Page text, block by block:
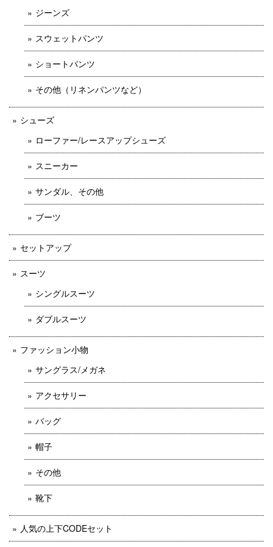
ジーンズ
スウェットパンツ
ショートパンツ
その他（リネンパンツなど）
シューズ
ローファー/レースアップシューズ
スニーカー
サンダル、その他
ブーツ
セットアップ
スーツ
シングルスーツ
ダブルスーツ
ファッション小物
サングラス/メガネ
アクセサリー
バッグ
帽子
その他
靴下
人気の上下CODEセット